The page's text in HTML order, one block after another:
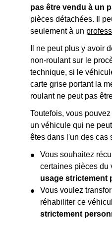
pas être vendu à un
pièces détachées. Il
seulement à un
Il ne peut plus y avoir
non-roulant sur le
technique, si le
carte grise portant la
roulant ne peut pas
Toutefois, vous
un véhicule qui ne
êtes dans l'un des cas
Vous souhaitez
certaines pièces du
usage strictement
Vous voulez
réhabiliter ce
strictement